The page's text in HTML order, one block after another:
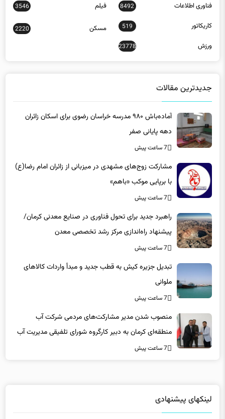
فناوری اطلاعات 8492 فیلم 3546
کاریکاتور 519 مسکن 2220
ورزش 23778
جدیدترین مقالات
آماده‌باش ۹۸۰ مدرسه خراسان رضوی برای اسکان زائران
دهه پایانی صفر
7 ساعت پیش
مشارکت زوج‌های مشهدی در میزبانی از زائران امام رضا(ع)
با برپایی موکب «باهم»
7 ساعت پیش
راهبرد جدید برای تحول فناوری در صنایع معدنی کرمان/
پیشنهاد راه‌اندازی مرکز رشد تخصصی معدن
7 ساعت پیش
تبدیل جزیره کیش به قطب جدید و مبدأ واردات کالاهای
ملوانی
7 ساعت پیش
منصوب شدن مدیر مشارکت‌های مردمی شرکت آب
منطقه‌ای کرمان به دبیر کارگروه شورای تلفیقی مدیریت آب
7 ساعت پیش
لینکهای پیشنهادی